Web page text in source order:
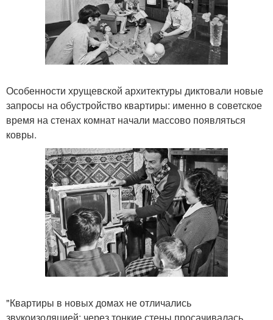
Особенности хрущевской архитектуры диктовали новые
запросы на обустройство квартиры: именно в советское
время на стенах комнат начали массово появляться
ковры.
"Квартиры в новых домах не отличались